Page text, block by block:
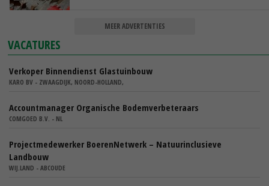
MEER ADVERTENTIES
VACATURES
Verkoper Binnendienst Glastuinbouw
KARO BV - ZWAAGDIJK, NOORD-HOLLAND,
Accountmanager Organische Bodemverbeteraars
COMGOED B.V. - NL
Projectmedewerker BoerenNetwerk – Natuurinclusieve
Landbouw
WIJ.LAND - ABCOUDE